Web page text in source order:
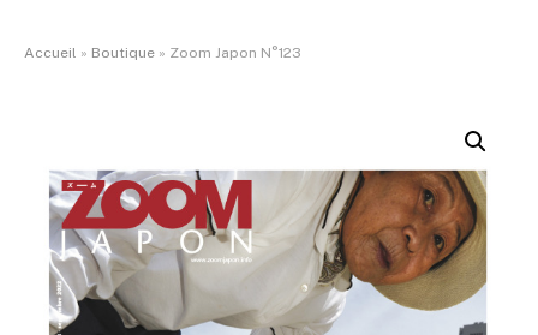
Accueil » Boutique » Zoom Japon N°123